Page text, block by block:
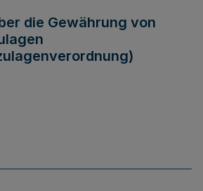
die Gewährung von